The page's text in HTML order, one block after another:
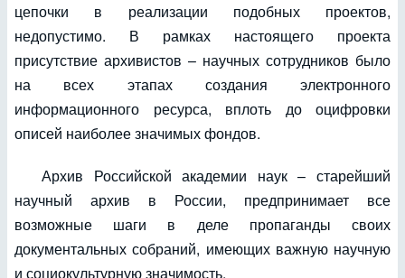
цепочки в реализации подобных проектов,
недопустимо. В рамках настоящего проекта
присутствие архивистов – научных сотрудников было
на всех этапах создания электронного
информационного ресурса, вплоть до оцифровки
описей наиболее значимых фондов.
Архив Российской академии наук – старейший
научный архив в России, предпринимает все
возможные шаги в деле пропаганды своих
документальных собраний, имеющих важную научную
и социокультурную значимость.